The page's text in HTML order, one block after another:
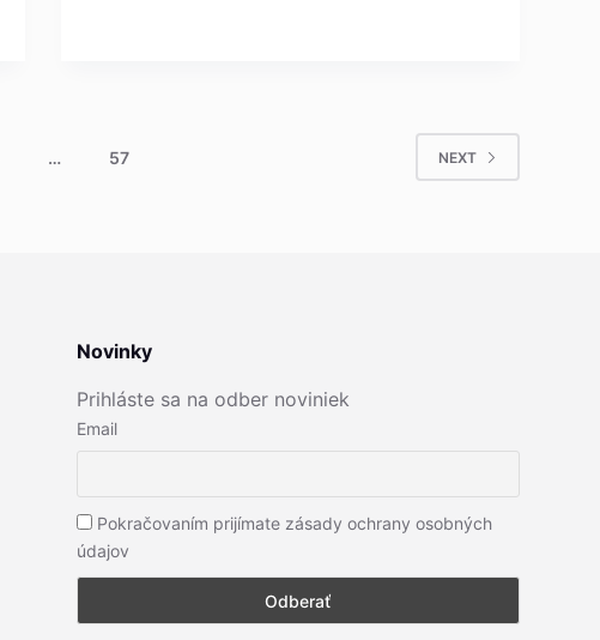
… 57 NEXT
Novinky
Prihláste sa na odber noviniek
Email
Pokračovaním prijímate zásady ochrany osobných
údajov